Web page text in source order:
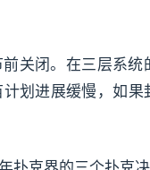
关闭。在三层系统
划进展缓慢，如